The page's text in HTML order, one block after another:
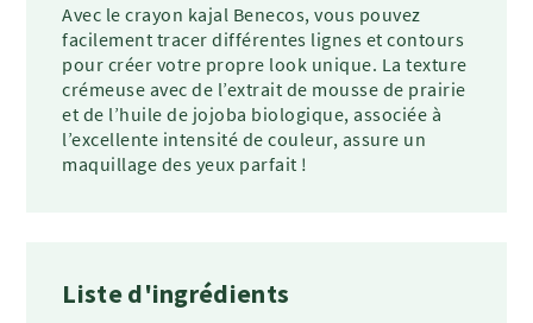
Avec le crayon kajal Benecos, vous pouvez
facilement tracer différentes lignes et contours
pour créer votre propre look unique. La texture
crémeuse avec de l’extrait de mousse de prairie
et de l’huile de jojoba biologique, associée à
l’excellente intensité de couleur, assure un
maquillage des yeux parfait !
Liste d'ingrédients